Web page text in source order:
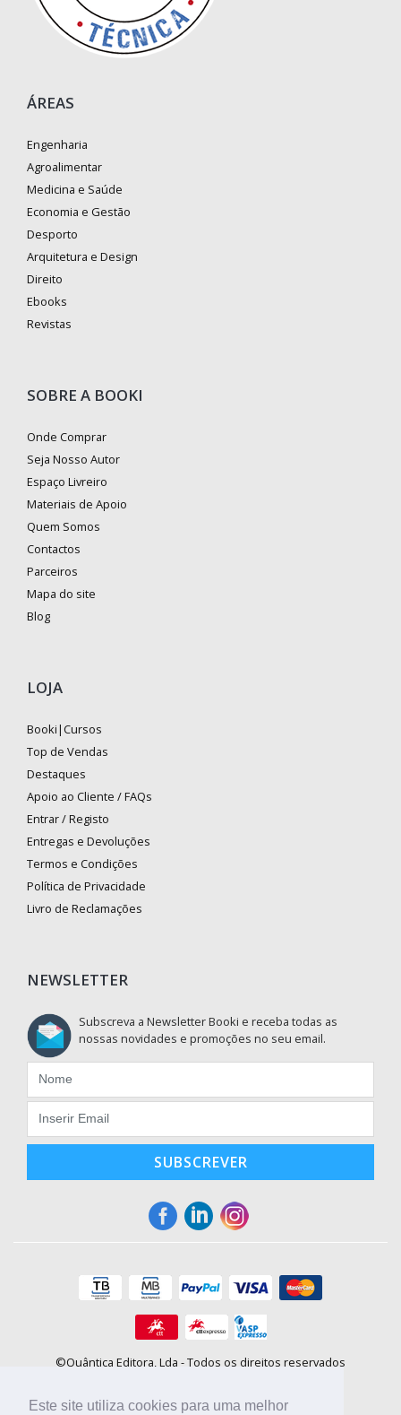
Este site utiliza cookies para uma melhor
ÁREAS
Engenharia
Agroalimentar
Medicina e Saúde
Economia e Gestão
Desporto
Arquitetura e Design
Direito
Ebooks
Revistas
SOBRE A BOOKI
Onde Comprar
Seja Nosso Autor
Espaço Livreiro
Materiais de Apoio
Quem Somos
Contactos
Parceiros
Mapa do site
Blog
LOJA
Booki|Cursos
Top de Vendas
Destaques
Apoio ao Cliente / FAQs
Entrar / Registo
Entregas e Devoluções
Termos e Condições
Política de Privacidade
Livro de Reclamações
NEWSLETTER
Subscreva a Newsletter Booki e receba todas as
nossas novidades e promoções no seu email.
SUBSCREVER
©Quântica Editora, Lda - Todos os direitos reservados
E-mail: info@booki.pt